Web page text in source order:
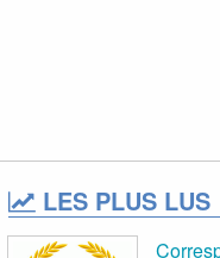
LES PLUS LUS